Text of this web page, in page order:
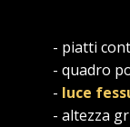
- piatti
- quadro
- luce
- altezza